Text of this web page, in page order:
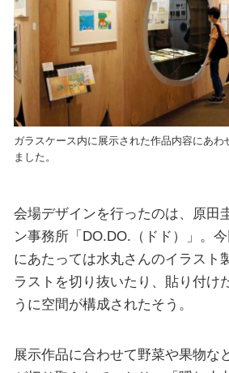
ガラスケース内に展示された作品内容にあわ
ました。
会場デザインを行ったのは、原田
ン事務所「DO.DO.（ドド）」。
にあたっては水丸さんのイラスト
ラストを切り抜いたり、貼り付け
うに空間が構成されたそう。
展示作品に合わせて野菜や果物な